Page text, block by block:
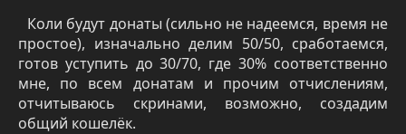
Коли будут донаты (сильно не надеемся, время не
простое), изначально делим 50/50, сработаемся,
готов уступить до 30/70, где 30% соответственно
мне, по всем донатам и прочим отчислениям,
отчитываюсь скринами, возможно, создадим
общий кошелёк.